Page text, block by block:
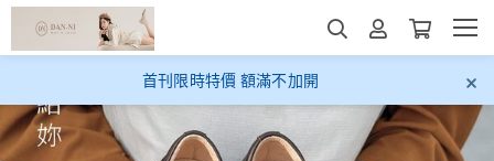
年度首刊最低價 限時搶購中16時 29分 34秒
首刊限時特價 額滿不加開